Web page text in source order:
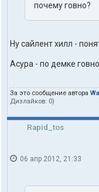
почему говно?
Ну сайлент хилл -
Асура - по демке говно
За это сообщение автора
Дизлайков: 0)
Rapid_tos
06 апр 2012, 21:33